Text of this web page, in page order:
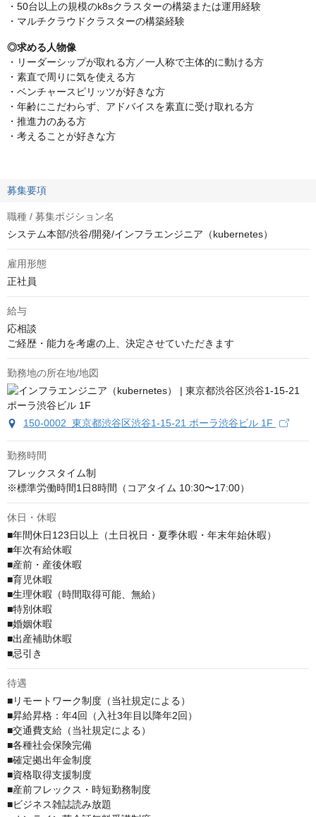
・50台以上の規模のk8sクラスターの構築または運用経験
・マルチクラウドクラスターの構築経験
◎求める人物像
・リーダーシップが取れる方／一人称で主体的に動ける方
・素直で周りに気を使える方
・ベンチャースピリッツが好きな方
・年齢にこだわらず、アドバイスを素直に受け取れる方
・推進力のある方
・考えることが好きな方
募集要項
職種 / 募集ポジション名
システム本部/渋谷/開発/インフラエンジニア（kubernetes）
雇用形態
正社員
給与
応相談
ご経歴・能力を考慮の上、決定させていただきます
勤務地の所在地/地図
150-0002 東京都渋谷区渋谷1-15-21 ポーラ渋谷ビル 1F
勤務時間
フレックスタイム制
※標準労働時間1日8時間（コアタイム 10:30〜17:00）
休日・休暇
■年間休日123日以上（土日祝日・夏季休暇・年末年始休暇）
■年次有給休暇
■産前・産後休暇
■育児休暇
■生理休暇（時間取得可能、無給）
■特別休暇
■婚姻休暇
■出産補助休暇
■忌引き
待遇
■リモートワーク制度（当社規定による）
■昇給昇格：年4回（入社3年目以降年2回）
■交通費支給（当社規定による）
■各種社会保険完備
■確定拠出年金制度
■資格取得支援制度
■産前フレックス・時短勤務制度
■ビジネス雑誌読み放題